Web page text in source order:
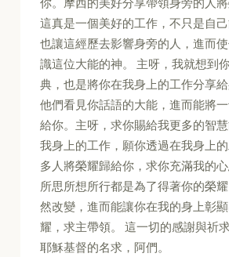
這真是一個美好的工作，不只是自己
也讓這經歷去影響身旁的人，進而
識這位大能的神。 主呀，我就想到
典，也是將你在我身上的工作分享
他們看見你話語的大能，進而能將
給你。主呀，求你賜給我更多的智
我身上的工作，願你透過在我身上
多人將榮耀歸給你，求你充滿我的
所思所想所行都是為了得著你的榮
然改變，進而能讓你在我的身上彰
耀，求主帶領。 這一切的感謝與祈
耶穌基督的名求，阿們。